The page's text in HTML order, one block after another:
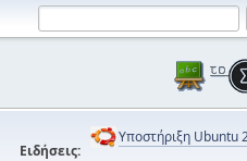
Ειδήσεις:
Υποστήριξη Ubuntu